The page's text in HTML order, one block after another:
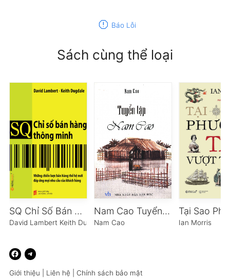
report Báo Lỗi
Sách cùng thể loại
SQ Chỉ Số Bán Hàng Thông Minh
David Lambert Keith Dugdale
Nam Cao Tuyển Tập
Nam Cao Ian Morris
Giới thiệu Liên hệ Chính sách bảo mật